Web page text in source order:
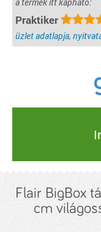
Praktiker
üzlet adatlapja,
Flair BigBox
cm